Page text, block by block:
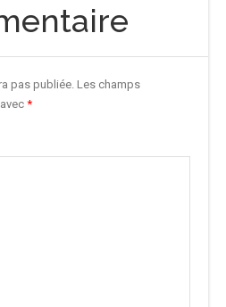
pas publiée. Les champs
*